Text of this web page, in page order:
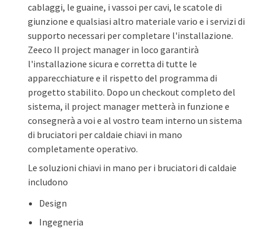
cablaggi, le guaine, i vassoi per cavi, le scatole di
giunzione e qualsiasi altro materiale vario e i servizi di
supporto necessari per completare l'installazione.
Zeeco Il project manager in loco garantirà
l'installazione sicura e corretta di tutte le
apparecchiature e il rispetto del programma di
progetto stabilito. Dopo un checkout completo del
sistema, il project manager metterà in funzione e
consegnerà a voi e al vostro team interno un sistema
di bruciatori per caldaie chiavi in mano
completamente operativo.
Le soluzioni chiavi in mano per i bruciatori di caldaie
includono
Design
Ingegneria